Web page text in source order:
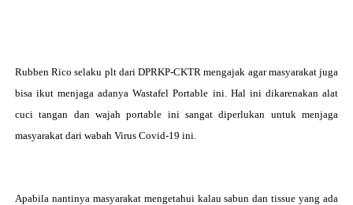
Rubben Rico selaku plt dariDPRKP-CKTR mengajak agar masyarakat juga
bisa ikut menjaga adanyaWastafel Portable ini. Hal ini dikarenakan alat
cuci tangan dan wajah portable ini sangat diperlukan untuk menjaga
masyarakat dari wabah Virus Covid-19 ini.
Apabila nantinya masyarakat mengetahui kalau sabun dan tissue yang ada